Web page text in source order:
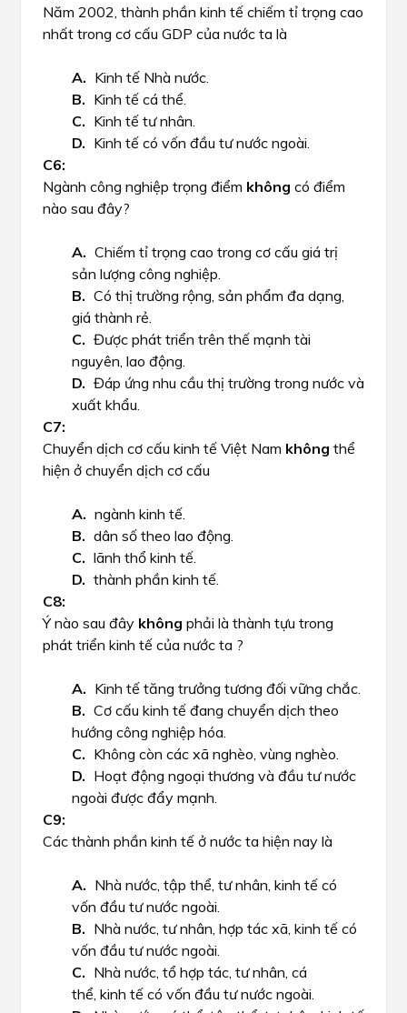
Năm 2002, thành phần kinh tế chiếm tỉ trọng cao
nhất trong cơ cấu GDP của nước ta là
Kinh tế Nhà nước.
Kinh tế cá thể.
Kinh tế tư nhân.
Kinh tế có vốn đầu tư nước ngoài.
Ngành công nghiệp trọng điểm không có điểm
nào sau đây?
Chiếm tỉ trọng cao trong cơ cấu giá trị
sản lượng công nghiệp.
Có thị trường rộng, sản phẩm đa dạng,
giá thành rẻ.
Được phát triển trên thế mạnh tài
nguyên, lao động.
Đáp ứng nhu cầu thị trường trong nước và
xuất khẩu.
Chuyển dịch cơ cấu kinh tế Việt Nam không thể
hiện ở chuyển dịch cơ cấu
ngành kinh tế.
dân số theo lao động.
lãnh thổ kinh tế.
thành phần kinh tế.
Ý nào sau đây không phải là thành tựu trong
phát triển kinh tế của nước ta ?
Kinh tế tăng trưởng tương đối vững chắc.
Cơ cấu kinh tế đang chuyển dịch theo
hướng công nghiệp hóa.
Không còn các xã nghèo, vùng nghèo.
Hoạt động ngoại thương và đầu tư nước
ngoài được đẩy mạnh.
Các thành phần kinh tế ở nước ta hiện nay là
Nhà nước, tập thể, tư nhân, kinh tế có
vốn đầu tư nước ngoài.
Nhà nước, tư nhân, hợp tác xã, kinh tế có
vốn đầu tư nước ngoài.
Nhà nước, tổ hợp tác, tư nhân, cá
thể, kinh tế có vốn đầu tư nước ngoài.